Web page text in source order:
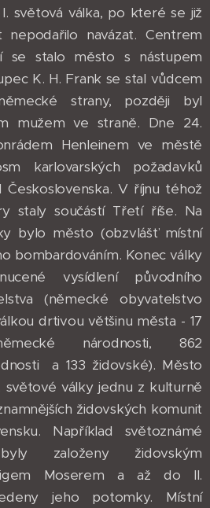
světová válka, po které se již
navázat. Centrem
se stalo město s nástupem
K. H. Frank se stal vůdcem
strany, později byl
mužem ve straně. Dne 24.
Henleinem ve městě
karlovarských požadavků
Československa. V říjnu téhož
staly součástí Třetí říše. Na
bylo město (obzvlášť místní
bombardováním. Konec války
vysídlení původního
(německé obyvatelstvo
drtivou většinu města - 17
národnosti, 862
a 133 židovské). Město
války jednu z kulturně
židovských komunit
Například světoznámé
založeny židovským
Moserem a až do II.
jeho potomky. Místní